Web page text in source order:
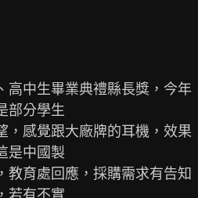
高中生畢業典禮縣長獎，今年
部分學生
，感覺跟大廠牌的耳機，效果
是中國製
教育處回應，採購需求有告知
若有不實